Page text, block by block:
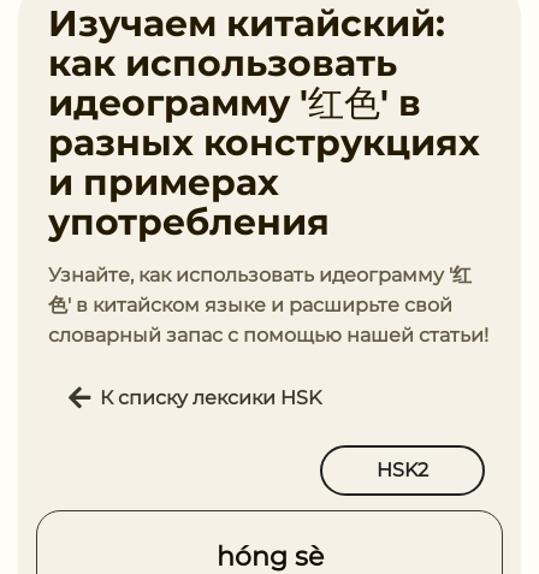
Изучаем китайский:
как использовать
идеограмму '红色' в
разных конструкциях
и примерах
употребления
Узнайте, как использовать идеограмму '红
色' в китайском языке и расширьте свой
словарный запас с помощью нашей статьи!
К списку лексики HSK
HSK2
hóng sè